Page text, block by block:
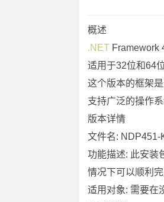
概述
.NET Framework
适用于32位和64
这个版本的框架
支持广泛的操作
版本详情
文件名: NDP451-
功能描述: 此安装
情况下可以顺利完
适用对象: 需要在